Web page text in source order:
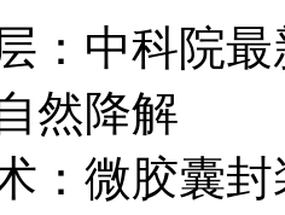
：中科院
然降解
：微胶囊